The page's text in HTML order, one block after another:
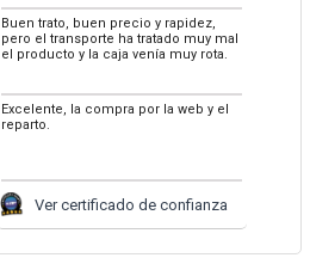
Buen trato, buen precio y rapidez,
pero el transporte ha tratado muy mal
el producto y la caja venía muy rota.
Excelente, la compra por la web y el
reparto.
Ver certificado de confianza